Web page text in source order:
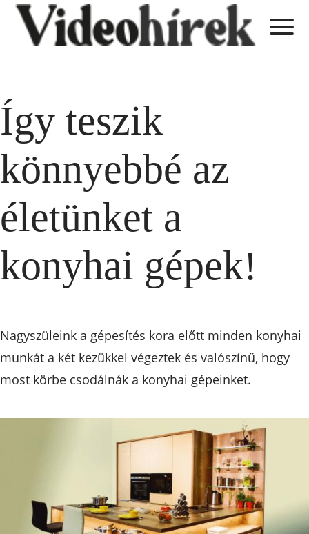
Így teszik
könnyebbé az
életünket a
konyhai gépek!
Nagyszüleink a gépesítés kora előtt minden konyhai
munkát a két kezükkel végeztek és valószínű, hogy
most körbe csodálnák a konyhai gépeinket.